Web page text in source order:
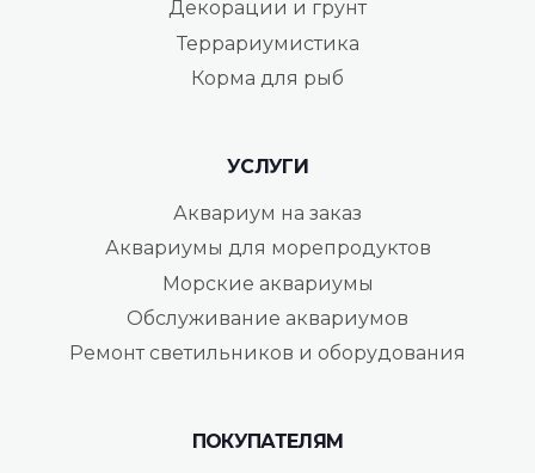
Декорации и грунт
Террариумистика
Корма для рыб
УСЛУГИ
Аквариум на заказ
Аквариумы для морепродуктов
Морские аквариумы
Обслуживание аквариумов
Ремонт светильников и оборудования
ПОКУПАТЕЛЯМ